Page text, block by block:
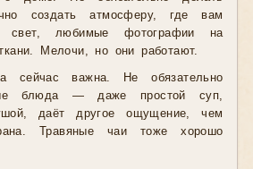
создать атмосферу, где вам
свет, любимые фотографии на
Мелочи, но они работают.
сейчас важна. Не обязательно
блюда — даже простой суп,
даёт другое ощущение, чем
Травяные чаи тоже хорошо